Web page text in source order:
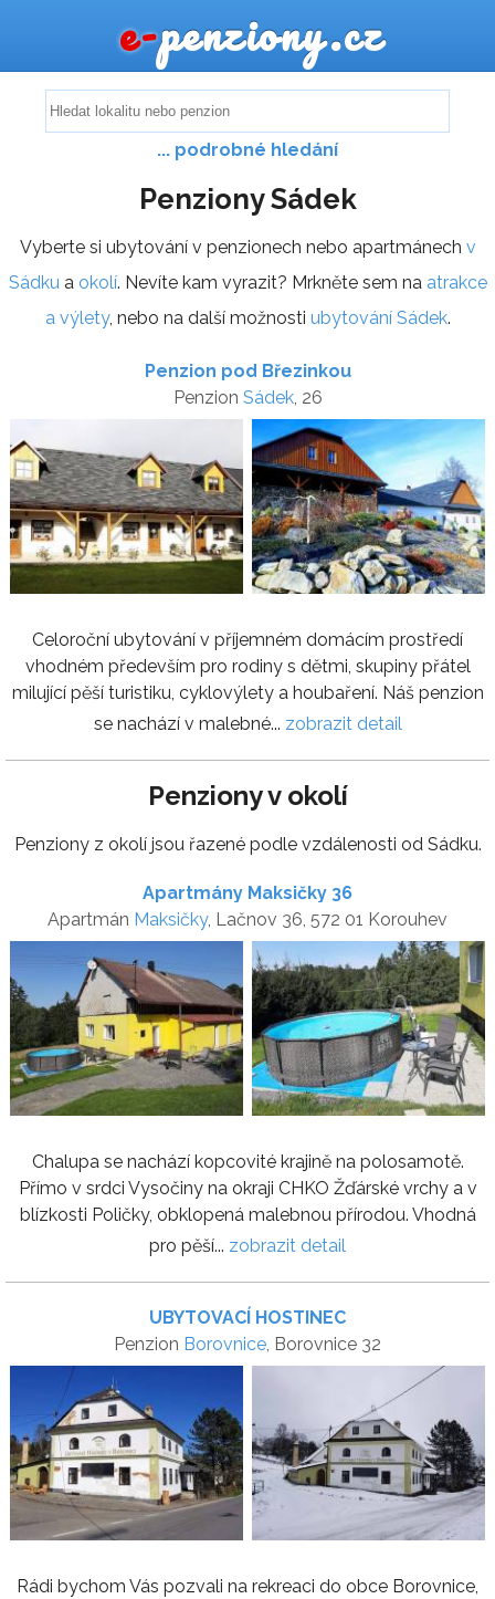
e-penziony.cz
... podrobné hledání
Penziony Sádek
Vyberte si ubytování v penzionech nebo apartmánech v
Sádku a okolí. Nevíte kam vyrazit? Mrkněte sem na atrakce
a výlety, nebo na další možnosti ubytování Sádek.
Penzion pod Březinkou
Penzion Sádek, 26
Celoroční ubytování v příjemném domácím prostředí
vhodném především pro rodiny s dětmi, skupiny přátel
milující pěší turistiku, cyklovýlety a houbaření. Náš penzion
se nachází v malebné... zobrazit detail
Penziony v okolí
Penziony z okolí jsou řazené podle vzdálenosti od Sádku.
Apartmány Maksičky 36
Apartmán Maksičky, Lačnov 36, 572 01 Korouhev
Chalupa se nachází kopcovité krajině na polosamotě.
Přímo v srdci Vysočiny na okraji CHKO Žďárské vrchy a v
blízkosti Poličky, obklopená malebnou přírodou. Vhodná
pro pěší... zobrazit detail
UBYTOVACÍ HOSTINEC
Penzion Borovnice, Borovnice 32
Rádi bychom Vás pozvali na rekreaci do obce Borovnice,